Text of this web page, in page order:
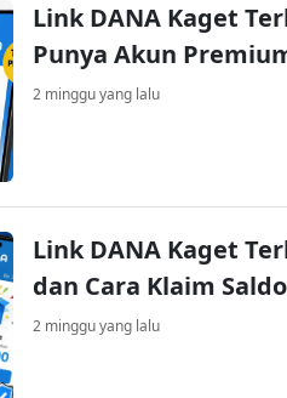
Link DANA Kaget
Punya Akun
2 minggu yang lalu
Link DANA Kaget
dan Cara Klaim
2 minggu yang lalu